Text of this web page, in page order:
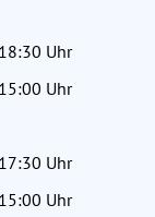
Uhr
Uhr
Uhr
Uhr